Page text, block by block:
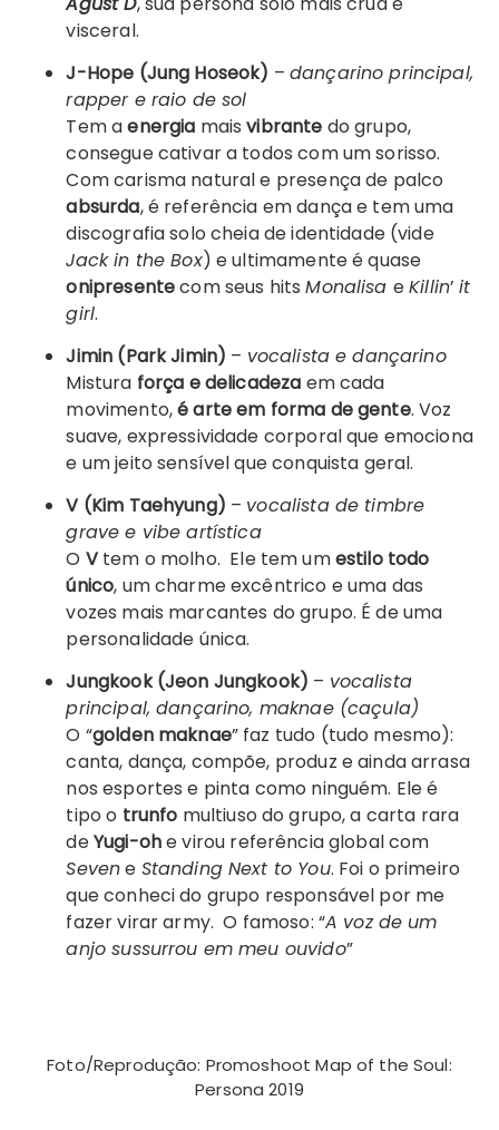
visceral.
J-Hope (Jung Hoseok) – dançarino principal,
rapper e raio de sol
Tem aenergia maisvibrante do grupo,
consegue cativar a todos com um sorisso.
Com carisma natural e presença de palco
absurda, é referência em dança e tem uma
discografia solo cheia de identidade (vide
Jack in the Box) e ultimamente é quase
onipresentecom seus hitsMonalisa eKillin’it
girl.
Jimin (Park Jimin) – vocalista e dançarino
Mistura força e delicadeza em cada
movimento,é arte em forma de gente. Voz
suave, expressividade corporal que emociona
e um jeito sensível que conquista geral.
V (Kim Taehyung) – vocalista de timbre
grave e vibe artística
O V tem o molho. Ele tem umestilo todo
único, um charme excêntrico e uma das
vozes mais marcantes do grupo. É de uma
personalidade única.
Jungkook (Jeon Jungkook) – vocalista
principal, dançarino, maknae (caçula)
O “golden maknae” faz tudo (tudo mesmo):
canta, dança, compõe, produz e ainda arrasa
nos esportes e pinta como ninguém. Ele é
tipo o trunfo multiuso do grupo, a carta rara
deYugi-ohe virou referência global com
Sevene Standing Next to You. Foi o primeiro
que conheci do grupo responsável por me
fazer virar army. O famoso: “A voz de um
anjo sussurrou em meu ouvido”
Foto/Reprodução: Promoshoot Map of the Soul:
Persona 2019